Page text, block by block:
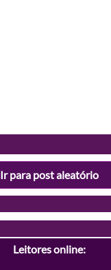
Ir para post aleatório
Leitores online: